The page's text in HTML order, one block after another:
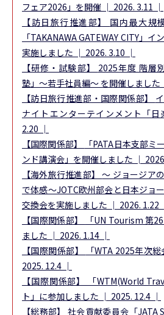
フェア2026」を開催 │ 2026. 3.11 │
【訪日旅行推進部】 国内最大規
「TAKANAWA GATEWAY CITY」
実施しました │ 2026. 3.10 │
【研修・試験部】 2025年度 階層
塾」～若手社員編～ を開催しまし
【訪日旅行推進部・国際関係部】
ナイトエンターテインメント「日
2.20 │
【国際関係部】
「PATA日本支部ミ
ンド講演会」を開催しました │
【海外旅行推進部】～ ジョージア
で体感～JOTC欧州部会と日本ジョ
交換会を実施しました │ 2026. 1.22
【国際関係部】
「UN Tourism 第
ました │ 2026. 1.14 │
【国際関係部】
「WTA 2025年次
2025. 12.4 │
【国際関係部】
「WTM(World
ト」に参加しました │ 2025. 12.4 │
【総務部】社会貢献委員会「JATA